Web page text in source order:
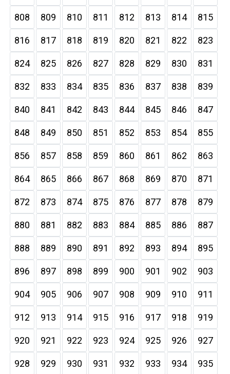
808 809 810 811 812 813 814 815
816 817 818 819 820 821 822 823
824 825 826 827 828 829 830 831
832 833 834 835 836 837 838 839
840 841 842 843 844 845 846 847
848 849 850 851 852 853 854 855
856 857 858 859 860 861 862 863
864 865 866 867 868 869 870 871
872 873 874 875 876 877 878 879
880 881 882 883 884 885 886 887
888 889 890 891 892 893 894 895
896 897 898 899 900 901 902 903
904 905 906 907 908 909 910 911
912 913 914 915 916 917 918 919
920 921 922 923 924 925 926 927
928 929 930 931 932 933 934 935